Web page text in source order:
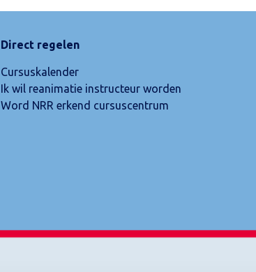
Direct regelen
Cursuskalender
Ik wil reanimatie instructeur worden
Word NRR erkend cursuscentrum